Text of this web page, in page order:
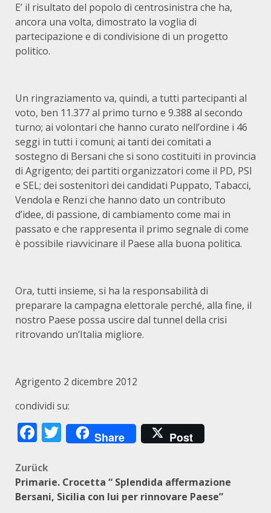
E’ il risultato del popolo di centrosinistra che ha,
ancora una volta, dimostrato la voglia di
partecipazione e di condivisione di un progetto
politico.
Un ringraziamento va, quindi, a tutti partecipanti al
voto, ben 11.377 al primo turno e 9.388 al secondo
turno; ai volontari che hanno curato nell’ordine i 46
seggi in tutti i comuni; ai tanti dei comitati a
sostegno di Bersani che si sono costituiti in provincia
di Agrigento; dei partiti organizzatori come il PD, PSI
e SEL; dei sostenitori dei candidati Puppato, Tabacci,
Vendola e Renzi che hanno dato un contributo
d’idee, di passione, di cambiamento come mai in
passato e che rappresenta il primo segnale di come
è possibile riavvicinare il Paese alla buona politica.
Ora, tutti insieme, si ha la responsabilità di
preparare la campagna elettorale perché, alla fine, il
nostro Paese possa uscire dal tunnel della crisi
ritrovando un’Italia migliore.
Agrigento 2 dicembre 2012
condividi su:
Facebook
Twitter
Share Post
Beitragsnavigation
Zurück
Primarie. Crocetta “ Splendida affermazione
Bersani, Sicilia con lui per rinnovare Paese”